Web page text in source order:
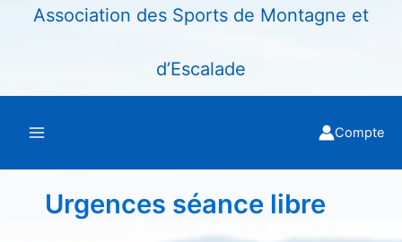
Association des Sports de Montagne et
d’Escalade
Compte
Urgences séance libre